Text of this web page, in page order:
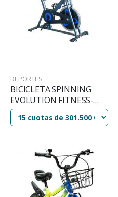
DEPORTES
BICICLETA SPINNING
EVOLUTION FITNESS-
SP2400